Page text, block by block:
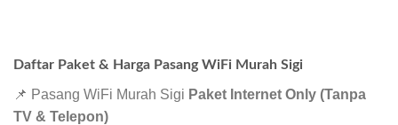
Daftar Paket & Harga Pasang WiFi Murah Sigi
📌 Pasang WiFi Murah Sigi Paket Internet Only (Tanpa
TV & Telepon)